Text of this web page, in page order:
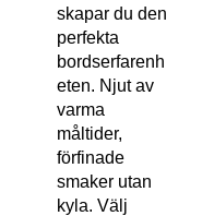
skapar du den
perfekta
bordserfarenh
eten. Njut av
varma
måltider,
förfinade
smaker utan
kyla. Välj